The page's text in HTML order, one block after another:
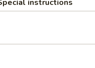
fruits frais, de légumes frais,
instructions